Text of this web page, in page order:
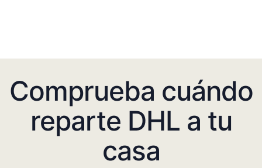
Comprueba cuándo
reparte DHL a tu
casa